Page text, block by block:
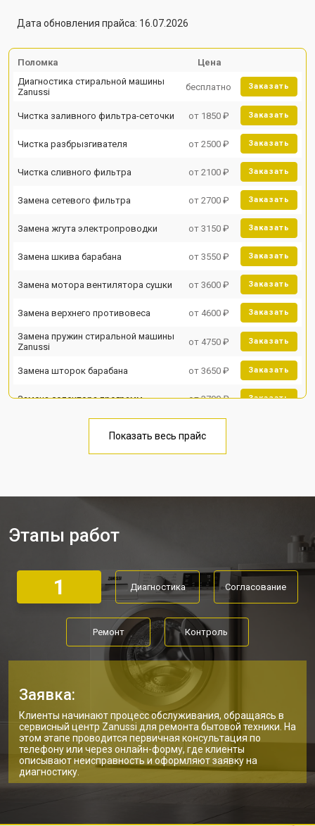
Дата обновления прайса: 16.07.2026
Поломка
Цена
Диагностика стиральной машины
Zanussi
бесплатно Заказать
Чистка заливного фильтра-сеточки от 1850 ₽ Заказать
Чистка разбрызгивателя от 2500 ₽ Заказать
Чистка сливного фильтра от 2100 ₽ Заказать
Замена сетевого фильтра от 2700 ₽ Заказать
Замена жгута электропроводки от 3150 ₽ Заказать
Замена шкива барабана от 3550 ₽ Заказать
Замена мотора вентилятора сушки от 3600 ₽ Заказать
Замена верхнего противовеса от 4600 ₽ Заказать
Замена пружин стиральной машины
Zanussi
от 4750 ₽ Заказать
Замена шторок барабана от 3650 ₽ Заказать
Замена селектора программ от 3700 ₽ Заказать
от 3450 ₽
Ремонт или замена петли двери
Ремонт или замена патрубка от 3250 ₽ Заказать
Ремонт платы управления
(восстановление)
Корпусный ремонт (замена резинок,
креплений, кнопок)
от 1850 ₽
от 2750 ₽
Замена щёток стиральной машины
Zanussi
от 3100 ₽
Замена амортизаторов от 2000 ₽ Заказать
Замена подшипников от 2800 ₽ Заказать
Замена мотора стиральной машины
Zanussi
от 3800 ₽ Заказать
Показать весь прайс
Этапы работ
1 Диагностика Согласование
Ремонт Контроль
Заявка:
Клиенты начинают процесс обслуживания, обращаясь в
сервисный центр Zanussi для ремонта бытовой техники. На
этом этапе проводится первичная консультация по
телефону или через онлайн-форму, где клиенты
описывают неисправность и оформляют заявку на
диагностику.